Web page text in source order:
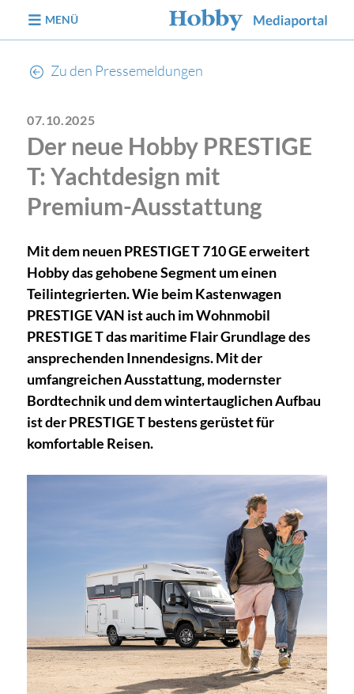
MENÜ
Zu den Pressemeldungen
07.10.2025
Der neue Hobby PRESTIGE
T: Yachtdesign mit
Premium-Ausstattung
Mit dem neuen PRESTIGE T 710 GE erweitert
Hobby das gehobene Segment um einen
Teilintegrierten. Wie beim Kastenwagen
PRESTIGE VAN ist auch im Wohnmobil
PRESTIGE T das maritime Flair Grundlage des
ansprechenden Innendesigns. Mit der
umfangreichen Ausstattung, modernster
Bordtechnik und dem wintertauglichen Aufbau
ist der PRESTIGE T bestens gerüstet für
komfortable Reisen.